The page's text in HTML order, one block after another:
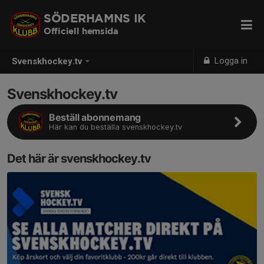
Svenskhockey.tv Logga in
SÖDERHAMNS IK
Officiell hemsida
Svenskhockey.tv
Beställ abonnemang
Här kan du beställa svenskhockey.tv
Det här är svenskhockey.tv